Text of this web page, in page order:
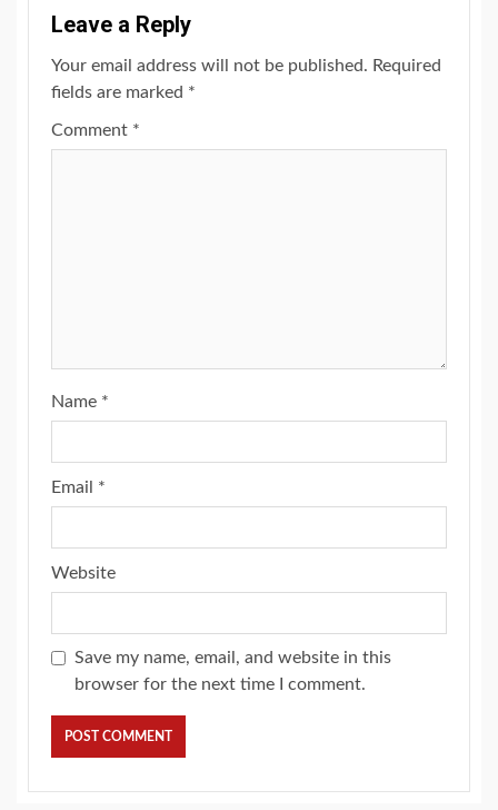
Leave a Reply
Your email address will not be published. Required
fields are marked *
Comment *
Name *
Email *
Website
Save my name, email, and website in this
browser for the next time I comment.